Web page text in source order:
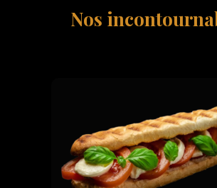
Nos